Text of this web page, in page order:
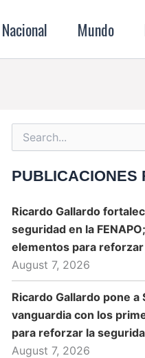
Nacional Mundo
Search
for:
PUBLICACIONES
Ricardo Gallardo
seguridad en la
elementos para reforzar
August 7, 2026
Ricardo Gallardo pone a
vanguardia con los
para reforzar la
August 7, 2026